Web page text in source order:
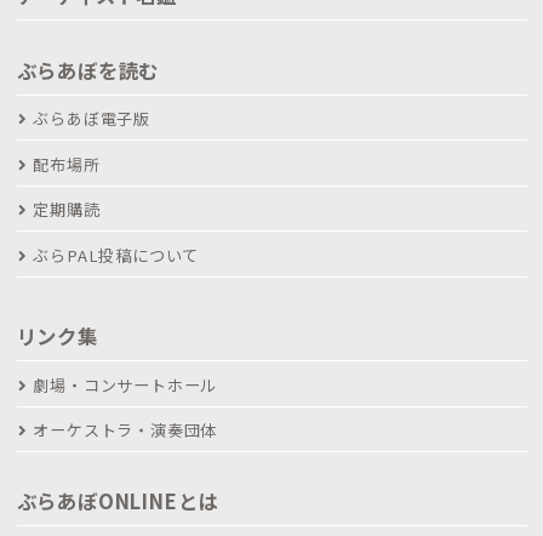
ぶらあぼを読む
ぶらあぼ電子版
配布場所
定期購読
ぶらPAL投稿について
リンク集
劇場・コンサートホール
オーケストラ・演奏団体
ぶらあぼONLINEとは